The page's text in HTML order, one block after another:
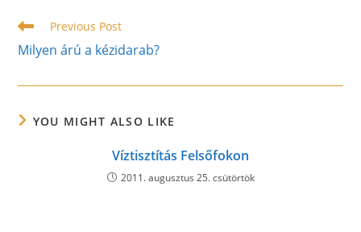
Read
more
articles
Previous Post
Milyen árú a kézidarab?
YOU MIGHT ALSO LIKE
Víztisztítás Felsőfokon
2011. augusztus 25. csütörtök